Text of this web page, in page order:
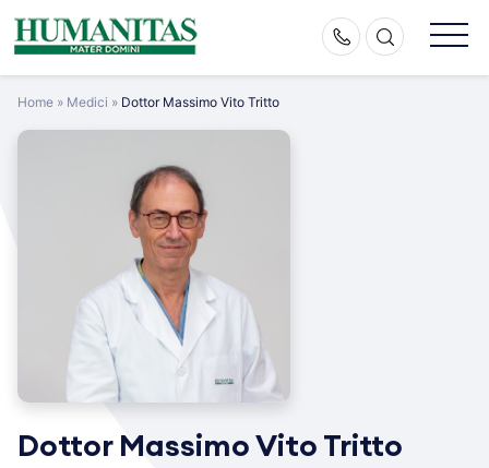
Skip
to
Home » Medici » Dottor Massimo Vito Tritto
Dottor Massimo Vito Tritto